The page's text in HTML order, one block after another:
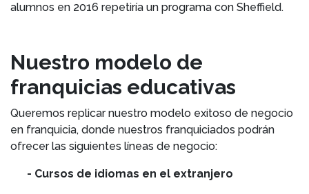
alumnos en 2016 repetiría un programa con Sheffield.
Nuestro modelo de
franquicias educativas
Queremos replicar nuestro modelo exitoso de negocio
en franquicia, donde nuestros franquiciados podrán
ofrecer las siguientes líneas de negocio:
- Cursos de idiomas en el extranjero